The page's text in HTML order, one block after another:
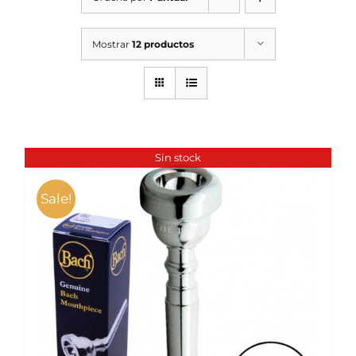
SERVICIOS TALLER
SERVICIOS TALLER
Mostrar 12 productos
Sin stock
Sale!